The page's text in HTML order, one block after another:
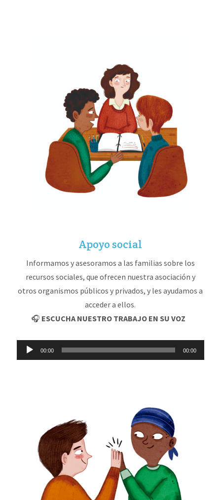
Apoyo social
Informamos y asesoramos a las familias sobre los
recursos sociales, que ofrecen nuestra asociación y
otros organismos públicos y privados, y les ayudamos a
acceder a ellos.
🎧 ESCUCHA NUESTRO TRABAJO EN SU VOZ
Reproductor
de
00:00 00:00